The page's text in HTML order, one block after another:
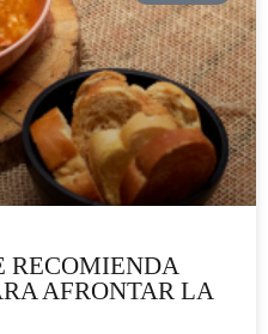
RECOMIENDA
AFRONTAR LA